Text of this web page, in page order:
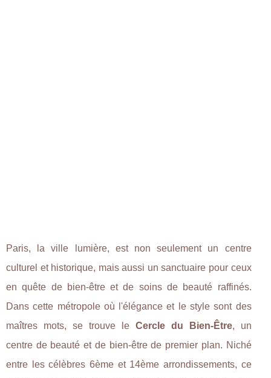
Paris, la ville lumière, est non seulement un centre
culturel et historique, mais aussi un sanctuaire pour ceux
en quête de bien-être et de soins de beauté raffinés.
Dans cette métropole où l'élégance et le style sont des
maîtres mots, se trouve le Cercle du Bien-Être, un
centre de beauté et de bien-être de premier plan. Niché
entre les célèbres 6ème et 14ème arrondissements, ce